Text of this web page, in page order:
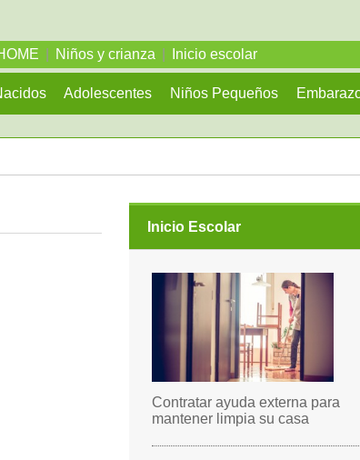
Niños y crianza Inicio escolar
Adolescentes Niños Pequeños
Inicio Escolar
Contratar ayuda externa para
mantener limpia su casa